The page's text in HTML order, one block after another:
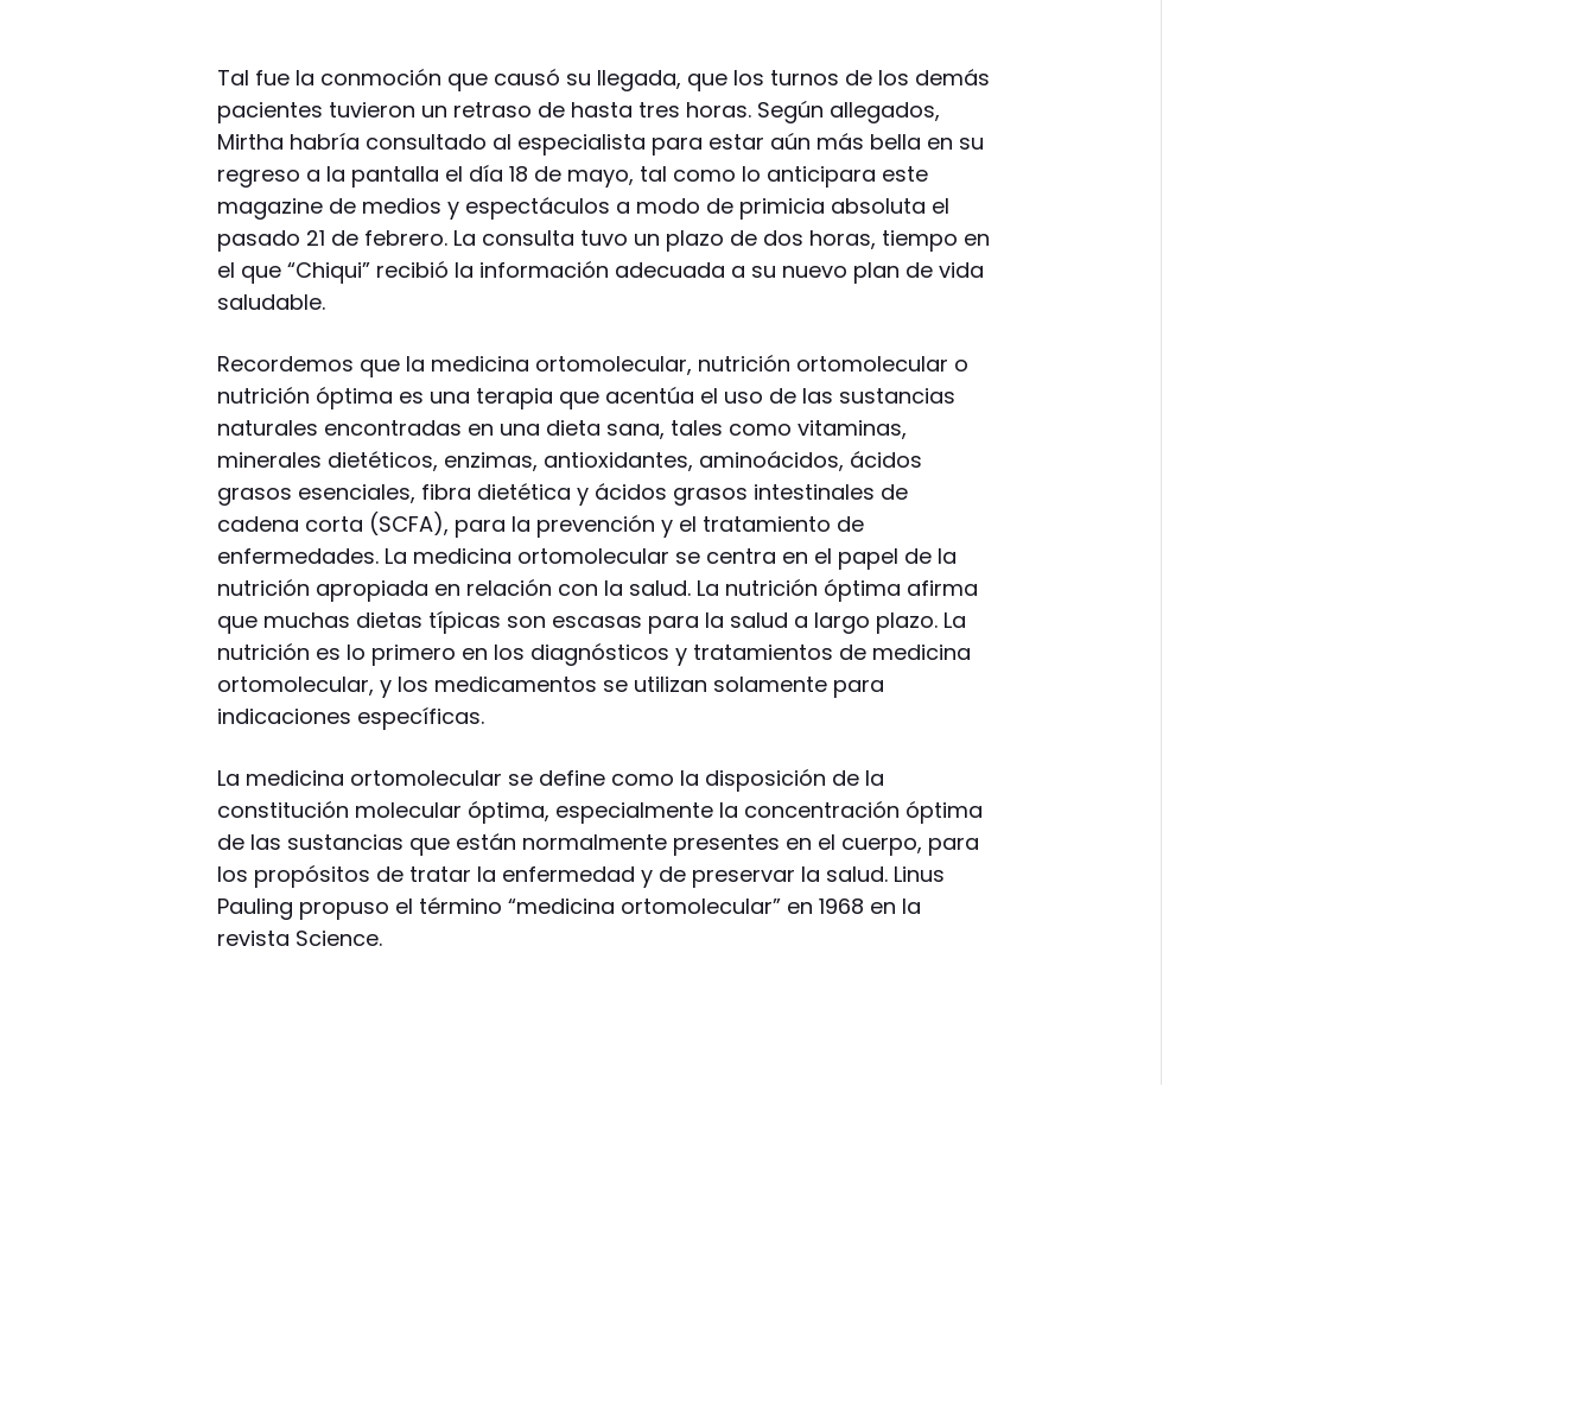
Tal fue la conmoción que causó su llegada, que los turnos de los demás
pacientes tuvieron un retraso de hasta tres horas. Según allegados,
Mirtha habría consultado al especialista para estar aún más bella en su
regreso a la pantalla el día 18 de mayo, tal como lo anticipara este
magazine de medios y espectáculos a modo de primicia absoluta el
pasado 21 de febrero. La consulta tuvo un plazo de dos horas, tiempo en
el que “Chiqui” recibió la información adecuada a su nuevo plan de vida
saludable.
Recordemos que la medicina ortomolecular, nutrición ortomolecular o
nutrición óptima es una terapia que acentúa el uso de las sustancias
naturales encontradas en una dieta sana, tales como vitaminas,
minerales dietéticos, enzimas, antioxidantes, aminoácidos, ácidos
grasos esenciales, fibra dietética y ácidos grasos intestinales de
cadena corta (SCFA), para la prevención y el tratamiento de
enfermedades. La medicina ortomolecular se centra en el papel de la
nutrición apropiada en relación con la salud. La nutrición óptima afirma
que muchas dietas típicas son escasas para la salud a largo plazo. La
nutrición es lo primero en los diagnósticos y tratamientos de medicina
ortomolecular, y los medicamentos se utilizan solamente para
indicaciones específicas.
La medicina ortomolecular se define como la disposición de la
constitución molecular óptima, especialmente la concentración óptima
de las sustancias que están normalmente presentes en el cuerpo, para
los propósitos de tratar la enfermedad y de preservar la salud. Linus
Pauling propuso el término “medicina ortomolecular” en 1968 en la
revista Science.